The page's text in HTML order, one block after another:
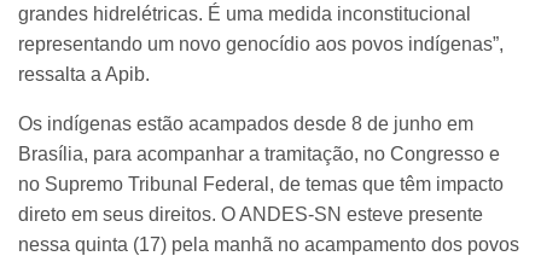
grandes hidrelétricas. É uma medida inconstitucional
representando um novo genocídio aos povos indígenas”,
ressalta a Apib.
Os indígenas estão acampados desde 8 de junho em
Brasília, para acompanhar a tramitação, no Congresso e
no Supremo Tribunal Federal, de temas que têm impacto
direto em seus direitos. O ANDES-SN esteve presente
nessa quinta (17) pela manhã no acampamento dos povos